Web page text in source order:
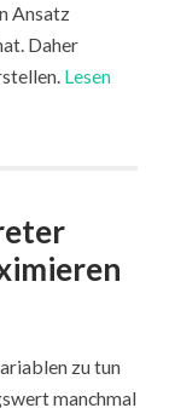
Ansatz
Daher
Lesen
zu tun
manchmal